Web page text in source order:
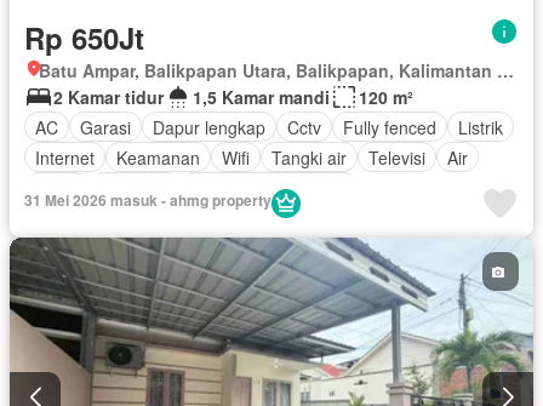
Rp 650Jt
Batu Ampar, Balikpapan Utara, Balikpapan, Kalimantan Timur
2 Kamar tidur
1,5 Kamar mandi
120 m²
AC
Garasi Dapur lengkap Cctv Fully fenced
Listrik
Internet
Keamanan Wifi Tangki air Televisi
Air
Sebagian perabotan
31 Mei 2026 masuk - ahmg property